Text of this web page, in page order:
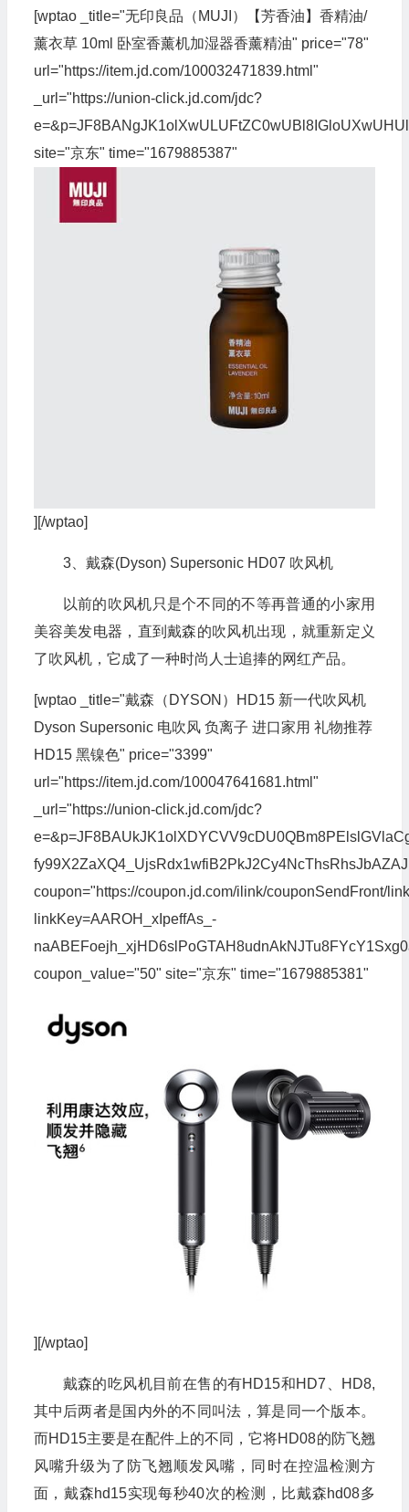
[wptao _title="无印良品（MUJI）【芳香油】香精油/
薰衣草 10ml 卧室香薰机加湿器香薰精油" price="78"
url="https://item.jd.com/100032471839.html"
_url="https://union-click.jd.com/jdc?
site="京东" time="1679885387"
][/wptao]
3、戴森(Dyson) Supersonic HD07 吹风机
以前的吹风机只是个不同的不等再普通的小家用
美容美发电器，直到戴森的吹风机出现，就重新定义
了吹风机，它成了一种时尚人士追捧的网红产品。
[wptao _title="戴森（DYSON）HD15 新一代吹风机
Dyson Supersonic 电吹风 负离子 进口家用 礼物推荐
HD15 黑镍色" price="3399"
url="https://item.jd.com/100047641681.html"
_url="https://union-click.jd.com/jdc?
coupon="https://coupon.jd.com/ilink/couponSendFront/
linkKey=AAROH_xIpeffAs_-
coupon_value="50" site="京东" time="1679885381"
][/wptao]
戴森的吃风机目前在售的有HD15和HD7、HD8,
其中后两者是国内外的不同叫法，算是同一个版本。
而HD15主要是在配件上的不同，它将HD08的防飞翘
风嘴升级为了防飞翘顺发风嘴，同时在控温检测方
面，戴森hd15实现每秒40次的检测，比戴森hd08多